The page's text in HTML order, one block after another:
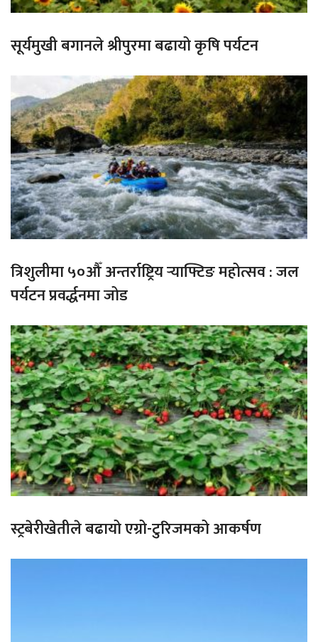
सूर्यमुखी बगानले श्रीपुरमा बढायो कृषि पर्यटन
त्रिशुलीमा ५०औँ अन्तर्राष्ट्रिय र्‍याफ्टिङ महोत्सव : जल
पर्यटन प्रवर्द्धनमा जोड
स्ट्रबेरीखेतीले बढायो एग्रो-टुरिजमको आकर्षण